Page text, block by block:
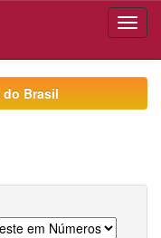
do Brasil